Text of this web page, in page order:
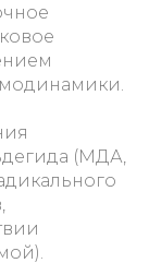
(МДА,